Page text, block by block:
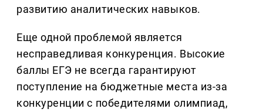
развитию аналитических навыков.
Еще одной проблемой является
несправедливая конкуренция. Высокие
баллы ЕГЭ не всегда гарантируют
поступление на бюджетные места из-за
конкуренции с победителями олимпиад,